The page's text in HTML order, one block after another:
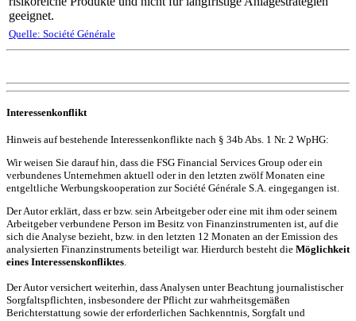
geeignet.
Quelle: Société Générale
Interessenkonflikt
Hinweis auf bestehende Interessenkonflikte nach § 34b Abs. 1 Nr. 2 WpHG:
Wir weisen Sie darauf hin, dass die FSG Financial Services Group oder ein
verbundenes Unternehmen aktuell oder in den letzten zwölf Monaten eine
entgeltliche Werbungskooperation zur Société Générale S.A. eingegangen ist.
Der Autor erklärt, dass er bzw. sein Arbeitgeber oder eine mit ihm oder seinem
Arbeitgeber verbundene Person im Besitz von Finanzinstrumenten ist, auf die
sich die Analyse bezieht, bzw. in den letzten 12 Monaten an der Emission des
analysierten Finanzinstruments beteiligt war. Hierdurch besteht die Möglichkeit
eines Interessenskonfliktes.
Der Autor versichert weiterhin, dass Analysen unter Beachtung journalistischer
Sorgfaltspflichten, insbesondere der Pflicht zur wahrheitsgemäßen
Berichterstattung sowie der erforderlichen Sachkenntnis, Sorgfalt und